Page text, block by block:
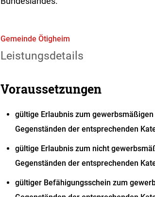
Gemeinde Ötigheim
Leistungsdetails
Voraussetzungen
gültige Erlaubnis zum
Gegenständen der entsprechenden
gültige Erlaubnis zum nicht
Gegenständen der entsprechenden
gültiger Befähigungsschein zum